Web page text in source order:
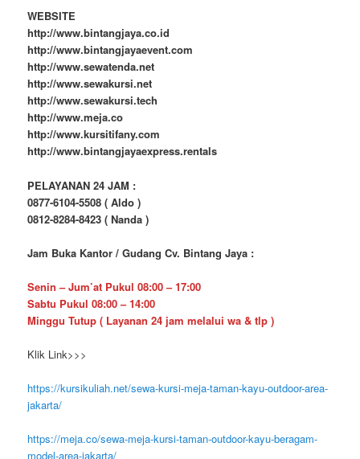
WEBSITE
http://www.bintangjaya.co.id
http://www.bintangjayaevent.com
http://www.sewatenda.net
http://www.sewakursi.net
http://www.sewakursi.tech
http://www.meja.co
http://www.kursitifany.com
http://www.bintangjayaexpress.rentals
PELAYANAN 24 JAM :
0877-6104-5508 ( Aldo )
0812-8284-8423 ( Nanda )
Jam Buka Kantor / Gudang Cv. Bintang Jaya :
Senin – Jum’at Pukul 08:00 – 17:00
Sabtu Pukul 08:00 – 14:00
Minggu Tutup ( Layanan 24 jam melalui wa & tlp )
Klik Link>>>
https://kursikuliah.net/sewa-kursi-meja-taman-kayu-outdoor-area-
jakarta/
https://meja.co/sewa-meja-kursi-taman-outdoor-kayu-beragam-
model-area-jakarta/